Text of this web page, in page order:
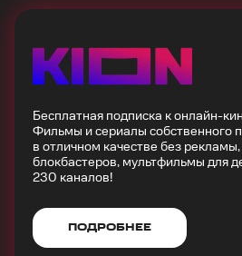
Бесплатная подписка к онлайн-
Фильмы и сериалы собственного
в отличном качестве без
блокбастеров, мультфильмы для
230 каналов!
ПОДРОБНЕЕ